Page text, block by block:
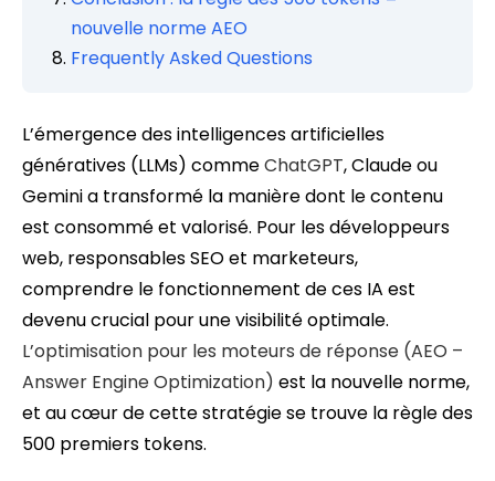
nouvelle norme AEO
Frequently Asked Questions
L’émergence des intelligences artificielles
génératives (LLMs) commeChatGPT, Claude ou
Gemini a transformé la manière dont le contenu
est consommé et valorisé. Pour les développeurs
web, responsables SEO et marketeurs,
comprendre le fonctionnement de ces IA est
devenu crucial pour une visibilité optimale.
L’optimisation pour les moteurs de réponse (AEO –
Answer Engine Optimization) est la nouvelle norme,
et au cœur de cette stratégie se trouve la règle des
500 premiers tokens.